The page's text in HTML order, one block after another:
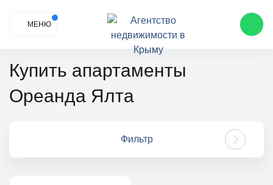
МЕНЮ
Купить апартаменты
Ореанда Ялта
Фильтр